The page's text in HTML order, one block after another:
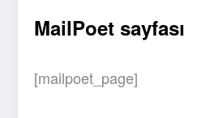
MailPoet sayfası
[mailpoet_page]